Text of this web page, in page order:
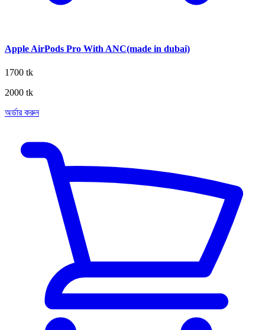
Apple AirPods Pro With ANC(made in dubai)
1700 tk
2000 tk
অর্ডার করুন